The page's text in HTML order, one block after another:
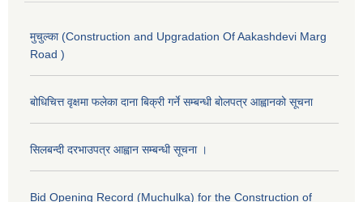
मुचुल्का (Construction and Upgradation Of Aakashdevi Marg
Road )
बोधिचित्त वृक्षमा फलेका दाना बिक्री गर्ने सम्बन्धी बोलपत्र आह्वानको सूचना
सिलबन्दी दरभाउपत्र आह्वान सम्बन्धी सूचना ।
Bid Opening Record (Muchulka) for the Construction of